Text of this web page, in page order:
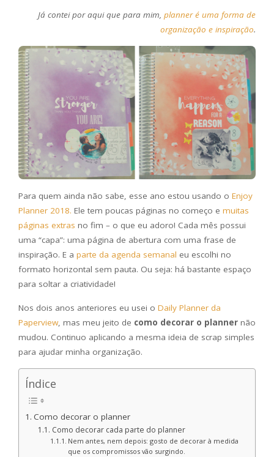
Já contei por aqui que para mim, planner é uma forma de
organização e inspiração.
Para quem ainda não sabe, esse ano estou usando o Enjoy
Planner 2018. Ele tem poucas páginas no começo e muitas
páginas extras no fim – o que eu adoro! Cada mês possui
uma “capa”: uma página de abertura com uma frase de
inspiração. E a parte da agenda semanal eu escolhi no
formato horizontal sem pauta. Ou seja: há bastante espaço
para soltar a criatividade!
Nos dois anos anteriores eu usei o Daily Planner da
Paperview, mas meu jeito de como decorar o planner não
mudou. Continuo aplicando a mesma ideia de scrap simples
para ajudar minha organização.
Índice
Como decorar o planner
Como decorar cada parte do planner
Nem antes, nem depois: gosto de decorar à medida
que os compromissos vão surgindo.